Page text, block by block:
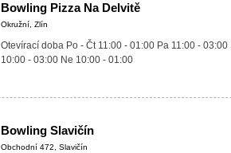
Bowling Pizza Na Delvitě
Okružní, Zlín
Otevírací doba Po - Čt 11:00 - 01:00 Pa 11:00 - 03:00
10:00 - 03:00 Ne 10:00 - 01:00
Bowling Slavičín
Obchodní 472, Slavičín